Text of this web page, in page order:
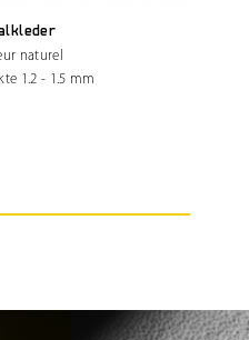
naturel
1.2 - 1.5 mm